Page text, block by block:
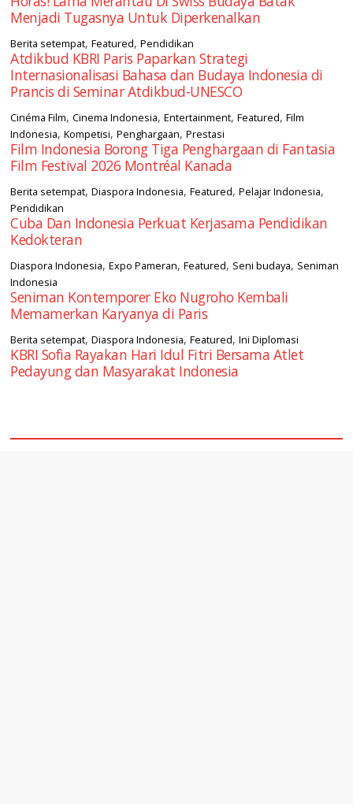
Menjadi Tugasnya Untuk Diperkenalkan
Berita setempat,Featured,Pendidikan
Atdikbud KBRI Paris Paparkan Strategi
Internasionalisasi Bahasa dan Budaya Indonesia di
Prancis di Seminar Atdikbud-UNESCO
Cinéma Film,Cinema Indonesia,Entertainment,Featured,Film
Indonesia,Kompetisi,Penghargaan,Prestasi
Film Indonesia Borong Tiga Penghargaan di Fantasia
Film Festival 2026 Montréal Kanada
Berita setempat,Diaspora Indonesia,Featured,Pelajar Indonesia,
Pendidikan
Cuba Dan Indonesia Perkuat Kerjasama Pendidikan
Kedokteran
Diaspora Indonesia,Expo Pameran,Featured, Seni budaya, Seniman
Indonesia
Seniman Kontemporer Eko Nugroho Kembali
Memamerkan Karyanya di Paris
Berita setempat,Diaspora Indonesia,Featured,Ini Diplomasi
KBRI Sofia Rayakan Hari Idul Fitri Bersama Atlet
Pedayung dan Masyarakat Indonesia